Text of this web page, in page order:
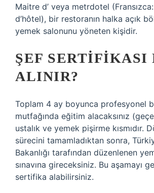
Maitre d’ veya metrdotel
d’hôtel), bir restoranın halka açık
yemek salonunu yöneten kişidir.
ŞEF SERTIFIKASI
ALINIR?
Toplam 4 ay boyunca profesyonel
mutfağında eğitim alacaksınız
ustalık ve yemek pişirme kısmıdır.
sürecini tamamladıktan sonra,
Bakanlığı tarafından düzenlenen
sınavına gireceksiniz. Bu aşamayı
sertifika alabilirsiniz.